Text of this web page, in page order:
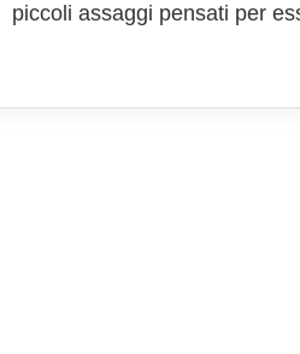
piccoli assaggi pensati per
accompagnati da un buon